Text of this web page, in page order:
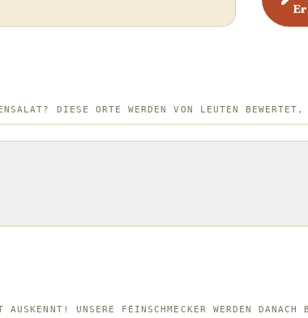
DIESE ORTE WERDEN VON LEUTEN
UNSERE FEINSCHMECKER WERDEN